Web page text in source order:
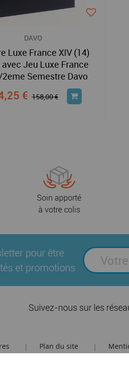
DAVO
Luxe France XIV (14)
Jeu Luxe France
Semestre Davo
€ 158,00 €
Soin apporté
à votre colis
pour être
et promotions
Suivez-nous sur les
| Plan du site |